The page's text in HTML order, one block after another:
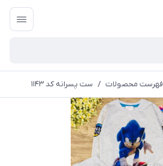
فهرست محصولات / ست پسرانه کد ۱۱۴۳